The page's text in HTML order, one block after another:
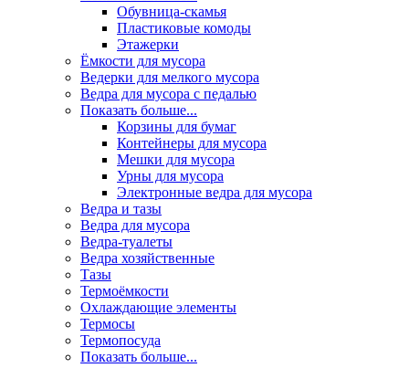
Обувница-скамья
Пластиковые комоды
Этажерки
Ёмкости для мусора
Ведерки для мелкого мусора
Ведра для мусора с педалью
Показать больше...
Корзины для бумаг
Контейнеры для мусора
Мешки для мусора
Урны для мусора
Электронные ведра для мусора
Ведра и тазы
Ведра для мусора
Ведра-туалеты
Ведра хозяйственные
Тазы
Термоёмкости
Охлаждающие элементы
Термосы
Термопосуда
Показать больше...